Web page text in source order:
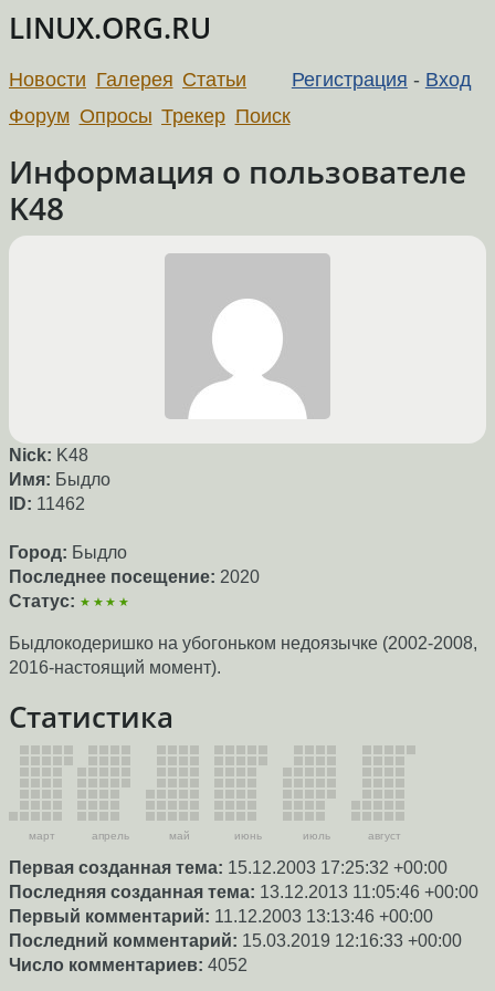
LINUX.ORG.RU
Регистрация - Вход
Новости Галерея Статьи
Форум Опросы Трекер Поиск
Информация о пользователе
K48
Nick: K48
Имя: Быдло
ID: 11462
Город: Быдло
Последнее посещение: 2020
Статус: ★★★★
Быдлокодеришко на убогоньком недоязычке (2002-2008,
2016-настоящий момент).
Статистика
март апрель май июнь июль август
Первая созданная тема: 15.12.2003 17:25:32 +00:00
Последняя созданная тема: 13.12.2013 11:05:46 +00:00
Первый комментарий: 11.12.2003 13:13:46 +00:00
Последний комментарий: 15.03.2019 12:16:33 +00:00
Число комментариев: 4052